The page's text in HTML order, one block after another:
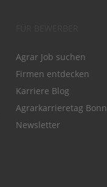
Agrar Job suchen
Firmen entdecken
Karriere Blog
Agrarkarrieretag Bonn
Newsletter